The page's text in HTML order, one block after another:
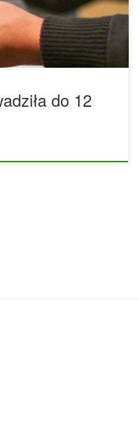
seksualną. Raport
konsekwencje, w
do 12